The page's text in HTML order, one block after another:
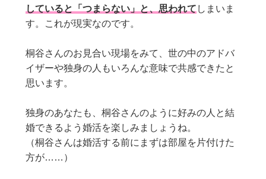
していると「つまらない」と、思われて しまいま
す。これが現実なのです。
桐谷さんのお見合い現場をみて、世の中のアドバ
イザーや独身の人もいろんな意味で共感できたと
思います。
独身のあなたも、桐谷さんのように好みの人と結
婚できるよう婚活を楽しみましょうね。
（桐谷さんは婚活する前にまずは部屋を片付けた
方が……）